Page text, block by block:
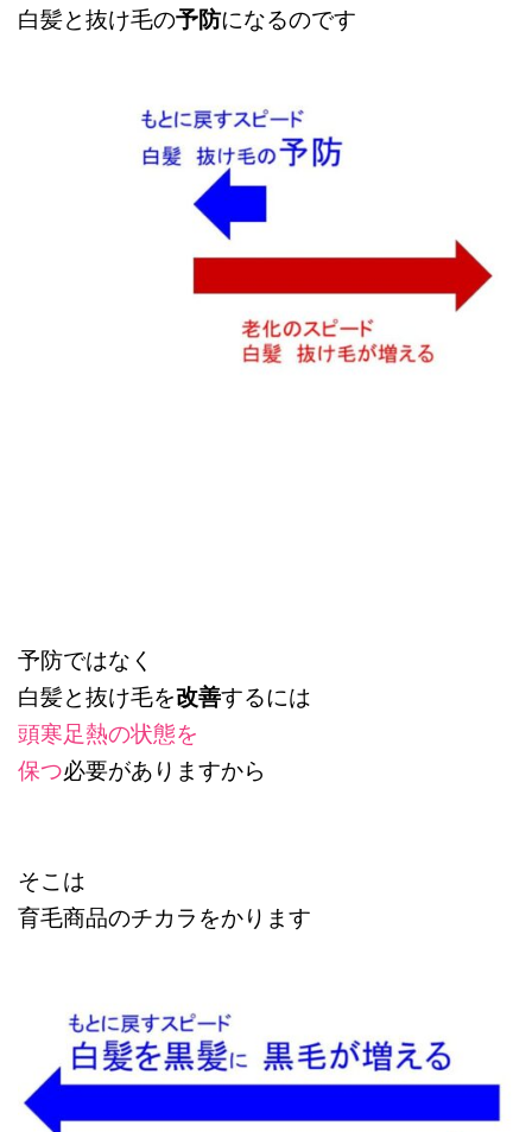
白髪と抜け毛の予防になるのです
予防ではなく
白髪と抜け毛を改善するには
頭寒足熱の状態を
保つ必要がありますから
そこは
育毛商品のチカラをかります